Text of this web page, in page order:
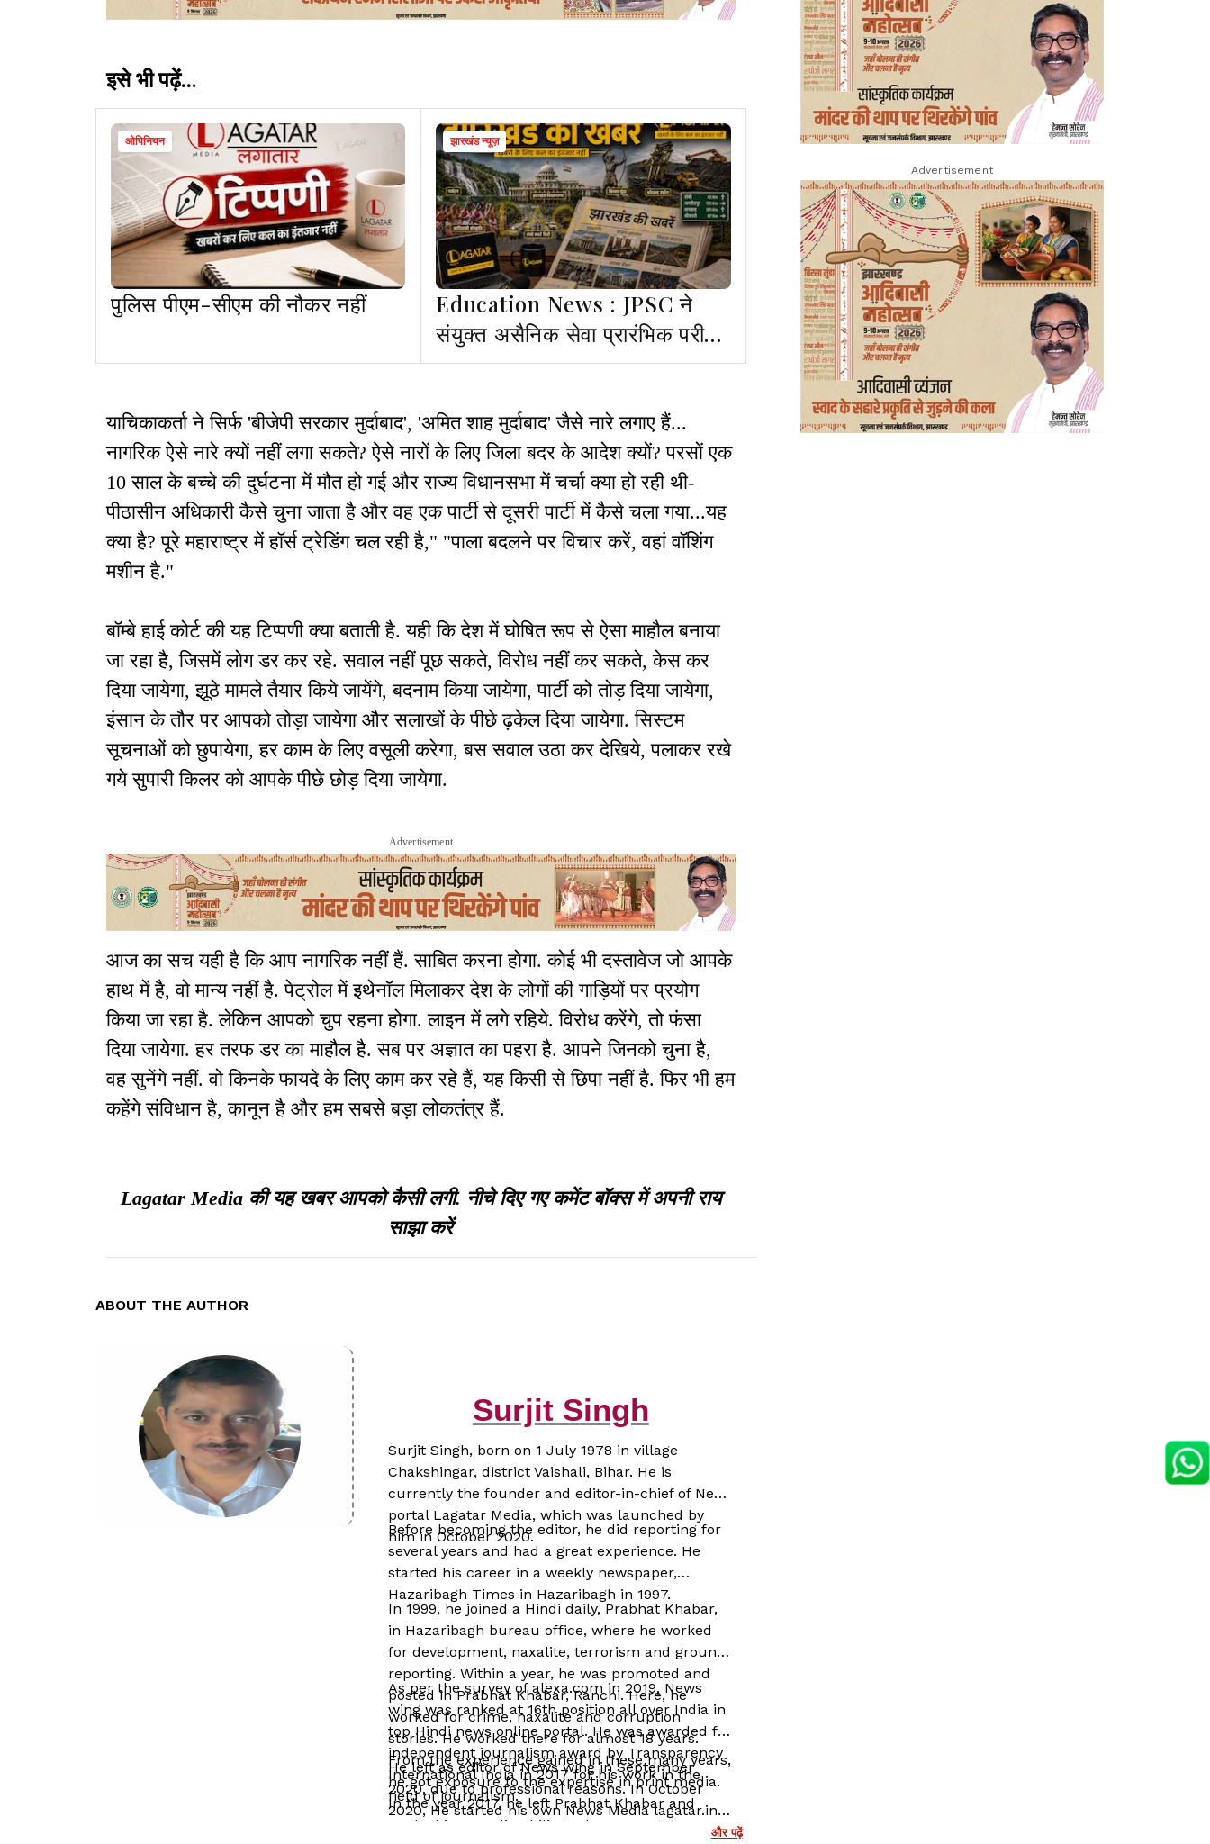
इसे भी पढ़ें...
ओपिनियन
पुलिस पीएम-सीएम की नौकर नहीं
झारखंड न्यूज़
Education News : JPSC ने
संयुक्त असैनिक सेवा प्रारंभिक परीक्षा
का परिणाम किया जारी
याचिकाकर्ता ने सिर्फ 'बीजेपी सरकार मुर्दाबाद', 'अमित शाह मुर्दाबाद' जैसे नारे लगाए हैं...
नागरिक ऐसे नारे क्यों नहीं लगा सकते? ऐसे नारों के लिए जिला बदर के आदेश क्यों? परसों एक
10 साल के बच्चे की दुर्घटना में मौत हो गई और राज्य विधानसभा में चर्चा क्या हो रही थी-
पीठासीन अधिकारी कैसे चुना जाता है और वह एक पार्टी से दूसरी पार्टी में कैसे चला गया...यह
क्या है? पूरे महाराष्ट्र में हॉर्स ट्रेडिंग चल रही है," "पाला बदलने पर विचार करें, वहां वॉशिंग
मशीन है."
बॉम्बे हाई कोर्ट की यह टिप्पणी क्या बताती है. यही कि देश में घोषित रूप से ऐसा माहौल बनाया
जा रहा है, जिसमें लोग डर कर रहे. सवाल नहीं पूछ सकते, विरोध नहीं कर सकते, केस कर
दिया जायेगा, झूठे मामले तैयार किये जायेंगे, बदनाम किया जायेगा, पार्टी को तोड़ दिया जायेगा,
इंसान के तौर पर आपको तोड़ा जायेगा और सलाखों के पीछे ढ़केल दिया जायेगा. सिस्टम
सूचनाओं को छुपायेगा, हर काम के लिए वसूली करेगा, बस सवाल उठा कर देखिये, पलाकर रखे
गये सुपारी किलर को आपके पीछे छोड़ दिया जायेगा.
Advertisement
आज का सच यही है कि आप नागरिक नहीं हैं. साबित करना होगा. कोई भी दस्तावेज जो आपके
हाथ में है, वो मान्य नहीं है. पेट्रोल में इथेनॉल मिलाकर देश के लोगों की गाड़ियों पर प्रयोग
किया जा रहा है. लेकिन आपको चुप रहना होगा. लाइन में लगे रहिये. विरोध करेंगे, तो फंसा
दिया जायेगा. हर तरफ डर का माहौल है. सब पर अज्ञात का पहरा है. आपने जिनको चुना है,
वह सुनेंगे नहीं. वो किनके फायदे के लिए काम कर रहे हैं, यह किसी से छिपा नहीं है. फिर भी हम
कहेंगे संविधान है, कानून है और हम सबसे बड़ा लोकतंत्र हैं.
Lagatar Media की यह खबर आपको कैसी लगी. नीचे दिए गए कमेंट बॉक्स में अपनी राय
साझा करें
ABOUT THE AUTHOR
Surjit Singh
Surjit Singh, born on 1 July 1978 in village
Chakshingar, district Vaishali, Bihar. He is
currently the founder and editor-in-chief of News
portal Lagatar Media, which was launched by
him in October 2020.
Before becoming the editor, he did reporting for
several years and had a great experience. He
started his career in a weekly newspaper,
Hazaribagh Times in Hazaribagh in 1997.
In 1999, he joined a Hindi daily, Prabhat Khabar,
in Hazaribagh bureau office, where he worked
for development, naxalite, terrorism and ground
reporting. Within a year, he was promoted and
posted in Prabhat Khabar, Ranchi. Here, he
worked for crime, naxalite and corruption
stories. He worked there for almost 18 years.
From the experience gained in these many years,
he got exposure to the expertise in print media.
In the year 2017, he left Prabhat Khabar and
worked in an online bilingual news portal,
As per the survey of alexa.com in 2019, News
wing was ranked at 16th position all over India in
top Hindi news online portal. He was awarded for
independent journalism award by Transparency
International India in 2017 for his work in the
field of journalism.
He left as editor of News wing in September
2020, due to professional reasons. In October
2020, He started his own News Media lagatar.in
और पढ़ें
Advertisement